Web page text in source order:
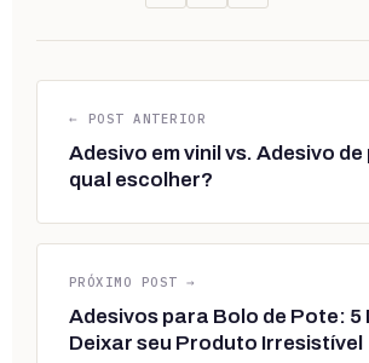
← POST ANTERIOR
Adesivo em vinil vs. Adesivo de
qual escolher?
PRÓXIMO POST →
Adesivos para Bolo de Pote: 5
Deixar seu Produto Irresistível